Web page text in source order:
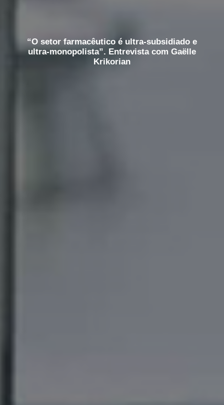
“O setor farmacêutico é ultra-subsidiado e
ultra-monopolista”. Entrevista com Gaëlle
Krikorian